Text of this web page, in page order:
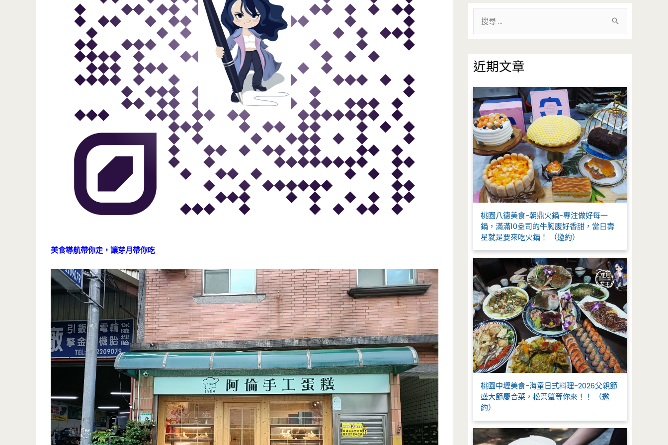
美食導航帶你走，讓芽月帶你吃
鍵
字
:
近期文章
桃園八德美食-朝鼎火鍋-專注做好每一
鍋，滿滿10盎司的牛胸腹好香甜，當日壽
星就是要來吃火鍋！ （邀約）
桃園中壢美食-海童日式料理-2026父親節
盛大節慶合菜，松葉蟹等你來！！ （邀
約）